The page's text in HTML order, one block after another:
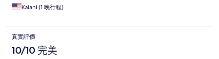
Kalani (1 晚行程)
真實評價
10/10 完美